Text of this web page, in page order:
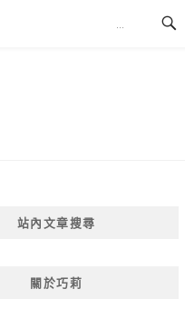
站內文章搜尋
關於巧莉